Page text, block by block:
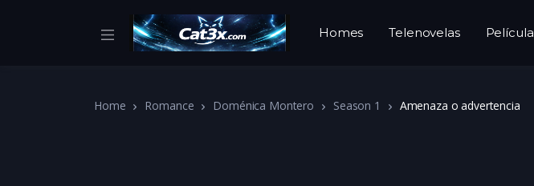
Homes Telenovelas Película
Home Romance Doménica Montero Season 1 Amenaza o advertencia